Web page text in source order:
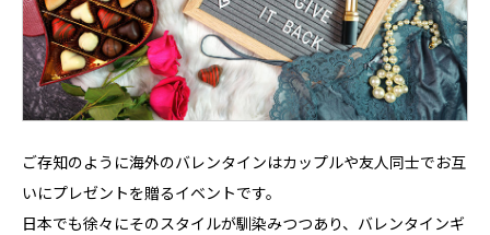
ご存知のように海外のバレンタインはカップルや友人同士でお互
いにプレゼントを贈るイベントです。
日本でも徐々にそのスタイルが馴染みつつあり、バレンタインギ